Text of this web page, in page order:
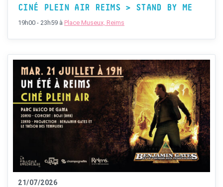
CINÉ PLEIN AIR REIMS > STAND BY ME
19h00 - 23h59 à Place Museux, Reims
21/07/2026